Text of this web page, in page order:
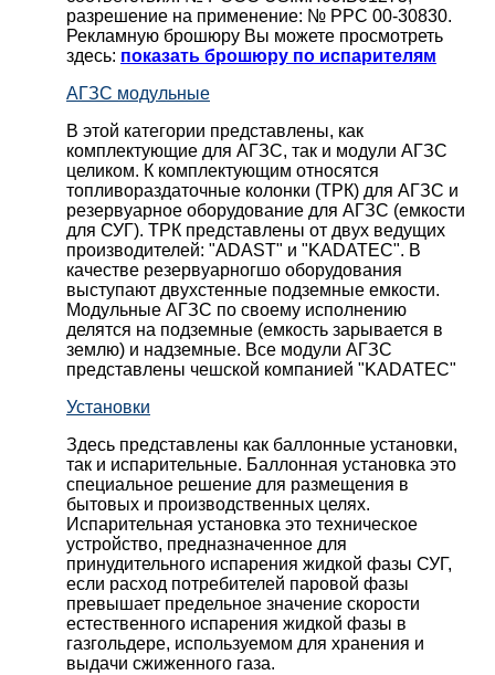
разрешение на применение: № РРС 00-30830.
Рекламную брошюру Вы можете просмотреть
здесь: показать брошюру по испарителям
АГЗС модульные
В этой категории представлены, как
комплектующие для АГЗС, так и модули АГЗС
целиком. К комплектующим относятся
топливораздаточные колонки (ТРК) для АГЗС и
резервуарное оборудование для АГЗС (емкости
для СУГ). ТРК представлены от двух ведущих
производителей: "ADAST" и "KADATEC". В
качестве резервуарногшо оборудования
выступают двухстенные подземные емкости.
Модульные АГЗС по своему исполнению
делятся на подземные (емкость зарывается в
землю) и надземные. Все модули АГЗС
представлены чешской компанией "KADATEC"
Установки
Здесь представлены как баллонные установки,
так и испарительные. Баллонная установка это
специальное решение для размещения в
бытовых и производственных целях.
Испарительная установка это техническое
устройство, предназначенное для
принудительного испарения жидкой фазы СУГ,
если расход потребителей паровой фазы
превышает предельное значение скорости
естественного испарения жидкой фазы в
газгольдере, используемом для хранения и
выдачи сжиженного газа.